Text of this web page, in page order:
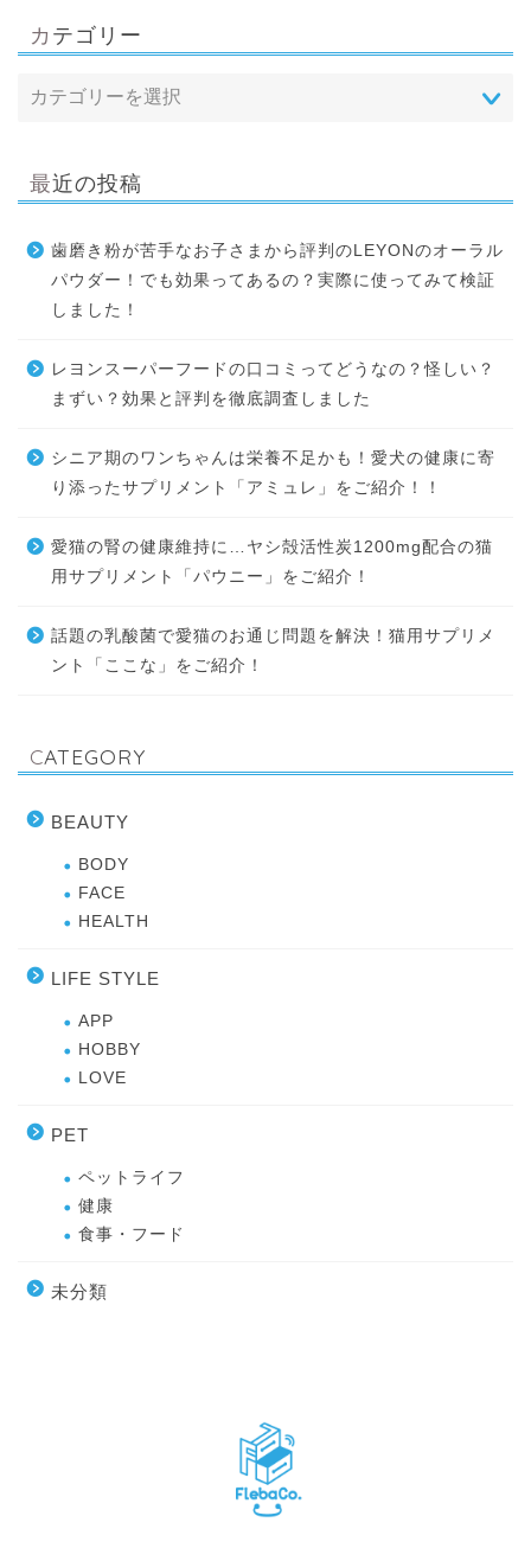
カテゴリー
最近の投稿
歯磨き粉が苦手なお子さまから評判のLEYONのオーラル
パウダー！でも効果ってあるの？実際に使ってみて検証
しました！
レヨンスーパーフードの口コミってどうなの？怪しい？
まずい？効果と評判を徹底調査しました
シニア期のワンちゃんは栄養不足かも！愛犬の健康に寄
り添ったサプリメント「アミュレ」をご紹介！！
愛猫の腎の健康維持に…ヤシ殻活性炭1200mg配合の猫
用サプリメント「パウニー」をご紹介！
話題の乳酸菌で愛猫のお通じ問題を解決！猫用サプリメ
ント「ここな」をご紹介！
CATEGORY
BEAUTY
BODY
FACE
HEALTH
LIFE STYLE
APP
HOBBY
LOVE
PET
ペットライフ
健康
食事・フード
未分類